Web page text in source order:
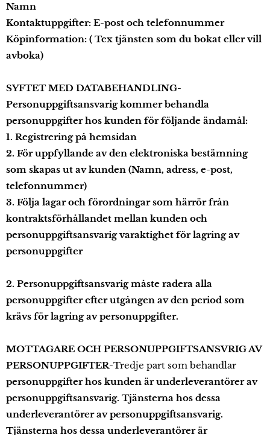
Namn
Kontaktuppgifter: E-post och telefonnummer
Köpinformation: ( Tex tjänsten som du bokat eller vill
avboka)
SYFTET MED DATABEHANDLING-
Personuppgiftsansvarig kommer behandla
personuppgifter hos kunden för följande ändamål:
1. Registrering på hemsidan
2. För uppfyllande av den elektroniska bestämning
som skapas ut av kunden (Namn, adress, e-post,
telefonnummer)
3. Följa lagar och förordningar som härrör från
kontraktsförhållandet mellan kunden och
personuppgiftsansvarig varaktighet för lagring av
personuppgifter
2. Personuppgiftsansvarig måste radera alla
personuppgifter efter utgången av den period som
krävs för lagring av personuppgifter.
MOTTAGARE OCH PERSONUPPGIFTSANSVRIG AV
PERSONUPPGIFTER-Tredje part som behandlar
personuppgifter hos kunden är underleverantörer av
personuppgiftsansvarig. Tjänsterna hos dessa
underleverantörer av personuppgiftsansvarig.
Tjänsterna hos dessa underleverantörer är